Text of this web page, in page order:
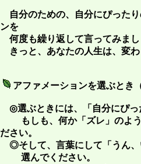
自分のための、自分にぴった
ンを
何度も繰り返して言ってみま
きっと、あなたの人生は、変
アファメーションを選ぶとき
◎選ぶときには、「自分にぴっ
もしも、何か「ズレ」のよう
ださい。
◎そして、言葉にして「うん、
選んでください。